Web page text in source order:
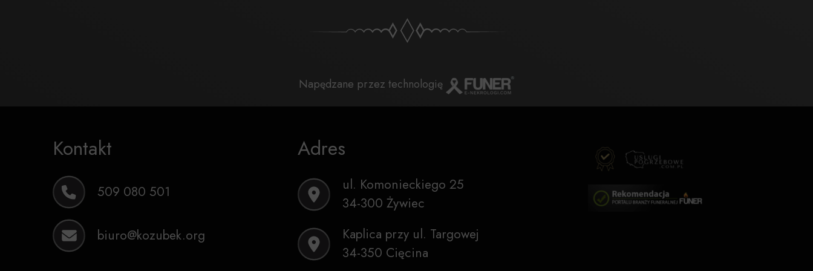
Napędzane przez technologię
Kontakt
509 080 501
biuro@kozubek.org
Adres
ul. Komonieckiego 25
34-300 Żywiec
Kaplica przy ul. Targowej
34-350 Cięcina